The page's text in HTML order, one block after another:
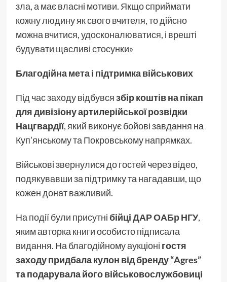
зла, а має власні мотиви. Якщо сприймати
кожну людину як свого вчителя, то дійсно
можна вчитися, удосконалюватися, і врешті
будувати щасливі стосунки»
Благодійна мета і підтримка військових
Під час заходу відбувсязбір коштів на пікап
для дивізіону артилерійської розвідки
Нацгвардії, який виконує бойові завдання на
Куп’янському та Покровському напрямках.
Військові звернулися до гостей через відео,
подякувавши за підтримку та нагадавши, що
кожен донат важливий.
На події були присутнібійціДАР ОАБр НГУ,
яким авторка книги особисто підписала
видання. На благодійному аукціоні гостя
заходу придбала кулон від бренду “Agres”
та подарувала його військовослужбовиці